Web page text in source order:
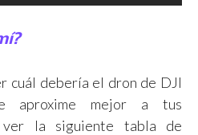
cuál debería el dron de DJI
aproxime mejor a tus
ver la siguiente tabla de